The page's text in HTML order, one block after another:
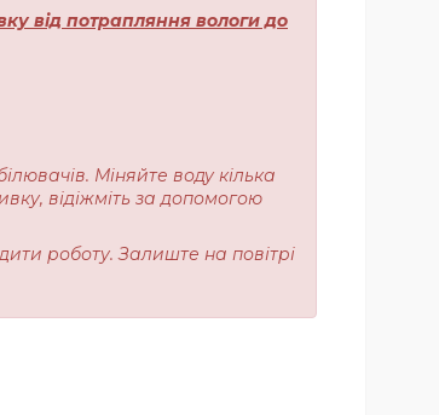
від потрапляння вологи до
Міняйте воду кілька
відіжміть за допомогою
роботу. Залиште на повітрі